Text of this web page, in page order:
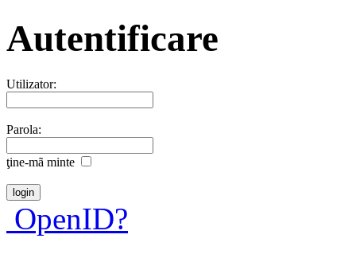
Autentificare
Utilizator:
Parola:
ţine-mã minte
OpenID?